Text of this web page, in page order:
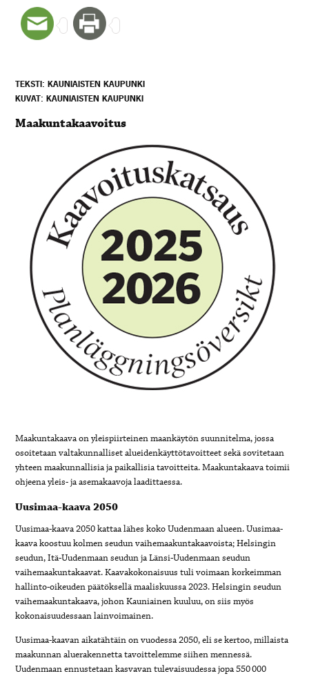
TEKSTI: KAUNIAISTEN KAUPUNKI
KUVAT: KAUNIAISTEN KAUPUNKI
Maakuntakaavoitus
Maakuntakaava on yleispiirteinen maankäytön suunnitelma, jossa
osoitetaan valtakunnalliset alueidenkäyttötavoitteet sekä sovitetaan
yhteen maakunnallisia ja paikallisia tavoitteita. Maakuntakaava toimii
ohjeena yleis- ja asemakaavoja laadittaessa.
Uusimaa-kaava 2050
Uusimaa-kaava 2050 kattaa lähes koko Uudenmaan alueen. Uusimaa-
kaava koostuu kolmen seudun vaihemaakuntakaavoista; Helsingin
seudun, Itä-Uudenmaan seudun ja Länsi-Uudenmaan seudun
vaihemaakuntakaavat. Kaavakokonaisuus tuli voimaan korkeimman
hallinto-oikeuden päätöksellä maaliskuussa 2023. Helsingin seudun
vaihemaakuntakaava, johon Kauniainen kuuluu, on siis myös
kokonaisuudessaan lainvoimainen.
Uusimaa-kaavan aikatähtäin on vuodessa 2050, eli se kertoo, millaista
maakunnan aluerakennetta tavoittelemme siihen mennessä.
Uudenmaan ennustetaan kasvavan tulevaisuudessa jopa 550 000